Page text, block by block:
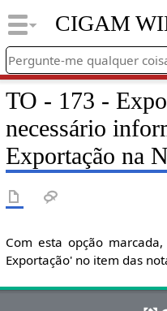
CIGAM
TO - 173 -
necessário
Exportação na
Com esta opção
Exportação' no item das